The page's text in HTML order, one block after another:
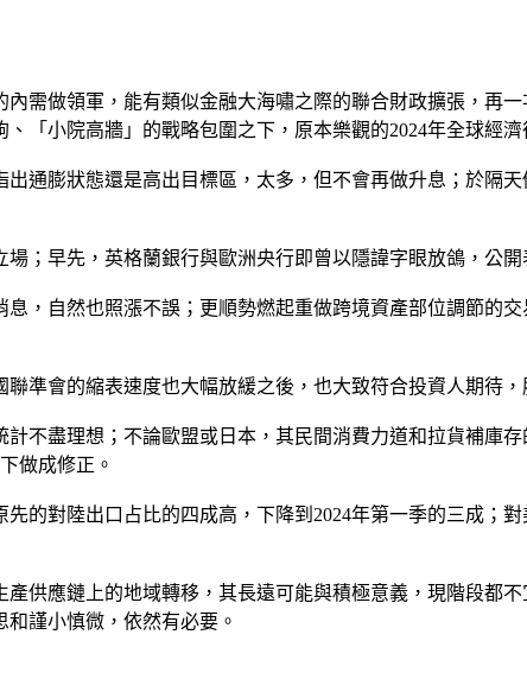
需做領軍，能有類似金融大海嘯之際的聯合財政擴張，再
「小院高牆」的戰略包圍之下，原本樂觀的2024年全球經
通膨狀態還是高出目標區，太多，但不會再做升息；於隔天
；早先，英格蘭銀行與歐洲央行即曾以隱諱字眼放鴿，公
，自然也照漲不誤；更順勢燃起重做跨境資產部位調節的
準會的縮表速度也大幅放緩之後，也大致符合投資人期待，
不盡理想；不論歐盟或日本，其民間消費力道和拉貨補庫
做成修正。
的對陸出口占比的四成高，下降到2024年第一季的三成；
供應鏈上的地域轉移，其長遠可能與積極意義，現階段都
謹小慎微，依然有必要。